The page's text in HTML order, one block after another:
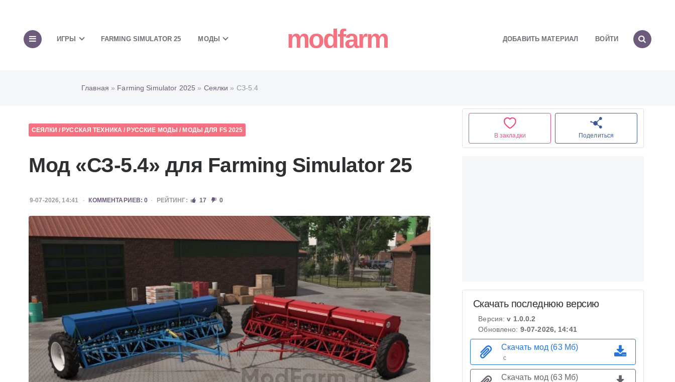
ИГРЫ FARMING SIMULATOR 25 МОДЫ modfarm ДОБАВИТЬ МАТЕРИАЛ ВОЙТИ
Главная » Farming Simulator 2025 » Сеялки » СЗ-5.4
СЕЯЛКИ / РУССКАЯ ТЕХНИКА / РУССКИЕ МОДЫ / МОДЫ ДЛЯ FS 2025
Мод «СЗ-5.4» для Farming Simulator 25
9-07-2026, 14:41 КОММЕНТАРИЕВ: 0 РЕЙТИНГ: 17 0
В закладки Поделиться
Скачать последнюю версию
Версия:v 1.0.0.2
Обновлено: 9-07-2026, 14:41
Скачать мод (63 Мб)
с
Скачать мод (63 Мб)